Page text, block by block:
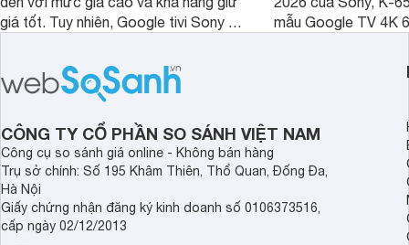
giá tốt. Tuy nhiên, Google tivi Sony 55
hợp đáng chú ý khi có mức giá dễ
tiếp cận hơn dù mới ra mắt trong năm
mẫu Google TV 4K
tảng Google TV
nghệ hỗ trợ nâng
CÔNG TY CỔ PHẦN SO SÁNH VIỆT NAM
Công cụ so sánh giá online - Không bán hàng
Trụ sở chính: Số 195 Khâm Thiên, Thổ Quan, Đống Đa,
Hà Nội
Giấy chứng nhận đăng ký kinh doanh số 0106373516,
cấp ngày 02/12/2013